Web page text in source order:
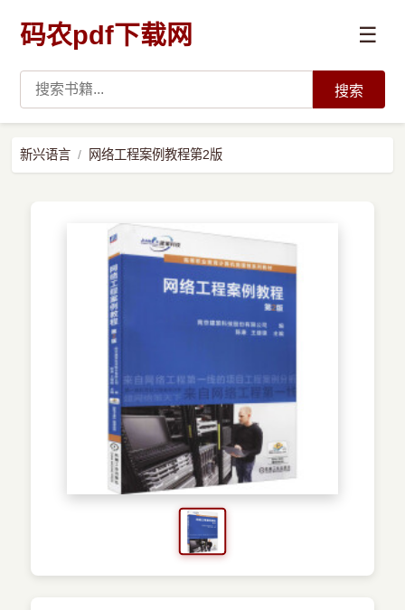
码农pdf下载网 ☰
预订书籍
搜索
新兴语言 网络工程案例教程第2版